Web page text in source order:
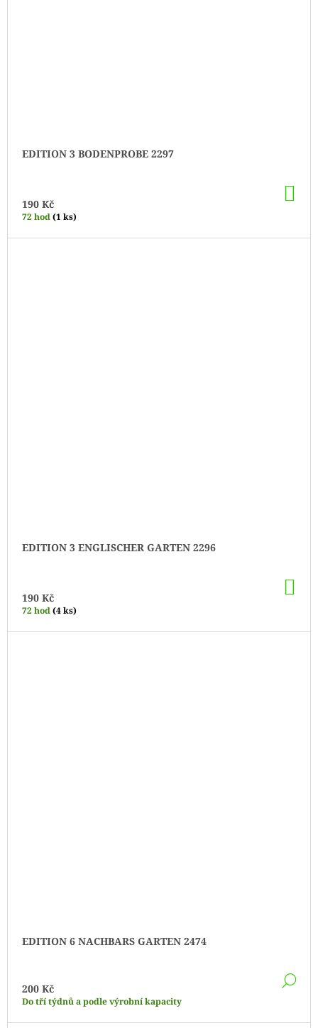
EDITION 3 BODENPROBE 2297
190 Kč
72 hod(1 ks)
EDITION 3 ENGLISCHER GARTEN 2296
190 Kč
72 hod(4 ks)
EDITION 6 NACHBARS GARTEN 2474
200 Kč
Do tří týdnů a podle výrobní kapacity